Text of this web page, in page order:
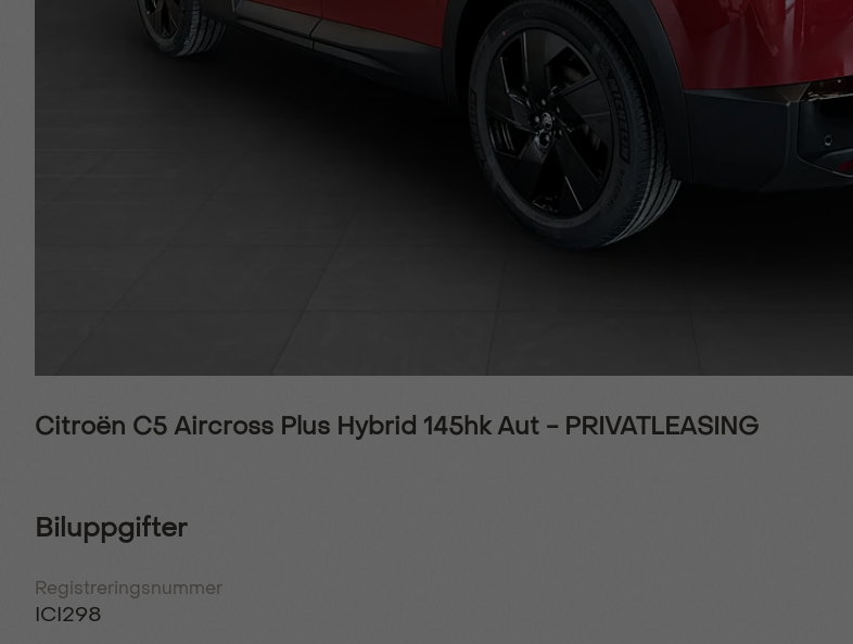
Citroën C5 Aircross Plus Hybrid 145hk Aut - PRIVATLEASING
Biluppgifter
Registreringsnummer
ICI298